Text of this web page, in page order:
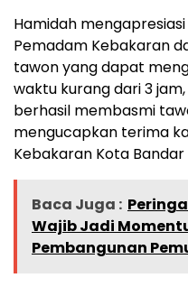
Hamidah
Pemadam Kebakaran
tawon yang dapat
waktu kurang dari 3
berhasil membasmi
mengucapkan terima
Kebakaran Kota Bandar
Baca Juga :
Wajib Jadi
Pembangunan